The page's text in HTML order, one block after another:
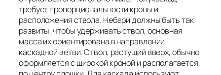
требует пропорциональности кроны и
расположения ствола. Небари должны быть так
развиты, чтобы удерживать ствол, основная
масса их ориентирована в направлении
каскадной ветви. Ствол, растущий вверх, обычно
оформляется с широкой кроной и располагается